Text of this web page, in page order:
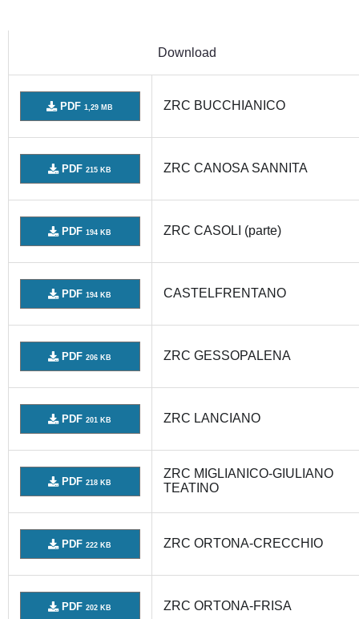
Download
PDF1,29 MB ZRC BUCCHIANICO
PDF215 KB ZRC CANOSA SANNITA
PDF194 KB ZRC CASOLI (parte)
PDF194 KB CASTELFRENTANO
PDF206 KB ZRC GESSOPALENA
PDF201 KB ZRC LANCIANO
PDF218 KB
ZRC MIGLIANICO-GIULIANO
TEATINO
PDF222 KB ZRC ORTONA-CRECCHIO
PDF202 KB ZRC ORTONA-FRISA